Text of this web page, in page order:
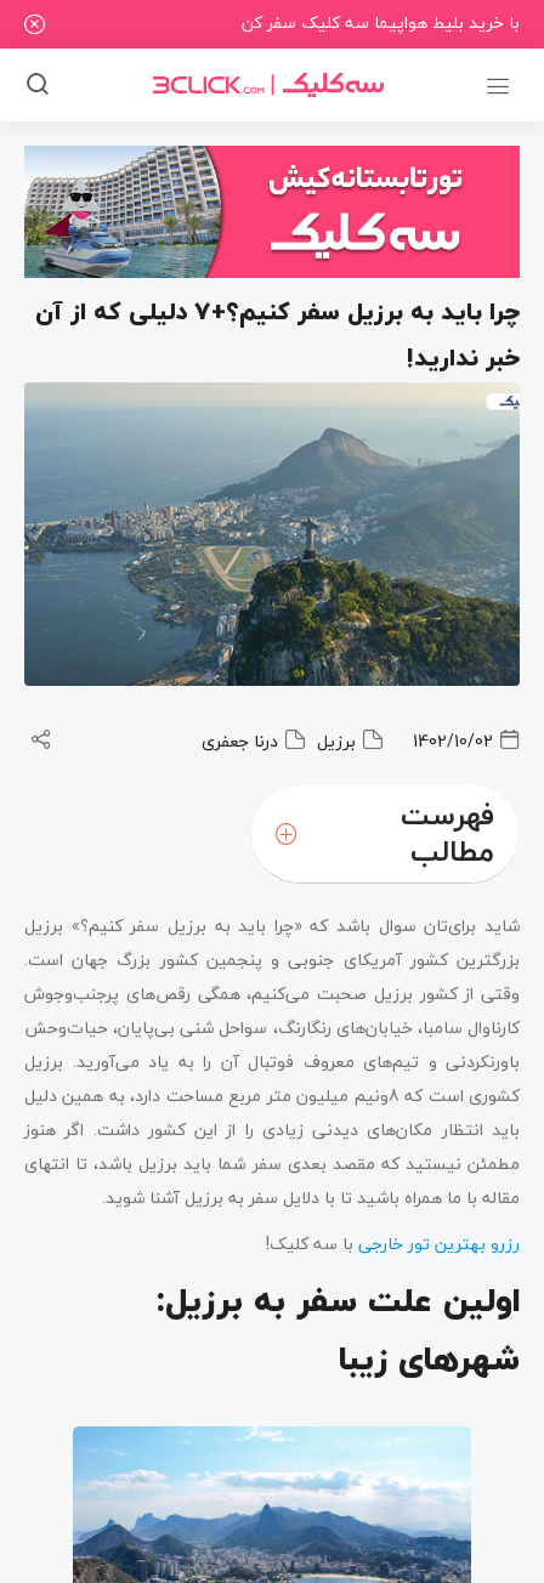
با خرید بلیط هواپیما سه کلیک سفر کن
چرا باید به برزیل سفر کنیم؟+7 دلیلی که از آن
خبر ندارید!
1402/10/02 برزیل درنا جعفری
فهرست
مطالب
شاید برای‌تان سوال باشد که «چرا باید به برزیل سفر کنیم؟» برزیل
بزرگترین کشور آمریکای‌ جنوبی و پنجمین کشور بزرگ جهان است.
وقتی از کشور برزیل صحبت می‌کنیم، همگی رقص‌های پرجنب‌وجوش
کارناوال سامبا، خیابان‌های رنگارنگ، سواحل ‌شنی بی‌پایان، حیات‌وحش
باورنکردنی و تیم‌های معروف فوتبال آن را به ‌یاد می‌آورید. برزیل
کشوری است که 8ونیم میلیون متر مربع مساحت دارد، به همین دلیل
باید انتظار مکان‌های دیدنی زیادی را از این کشور داشت. اگر هنوز
مطمئن نیستید که مقصد بعدی سفر شما باید برزیل باشد، تا انتهای
مقاله با ما همراه باشید تا با دلایل سفر به برزیل آشنا شوید.
رزرو بهترین تور خارجی با سه کلیک!
اولین علت سفر به برزیل:
شهرهای زیبا